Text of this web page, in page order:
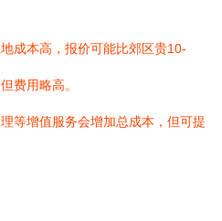
成本高，报价可能比郊区贵10-
费用略高。
等增值服务会增加总成本，但可提